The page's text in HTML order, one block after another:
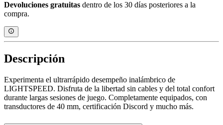
Devoluciones gratuitas dentro de los 30 días posteriores a la
compra.
Descripción
Experimenta el ultrarrápido desempeño inalámbrico de
LIGHTSPEED. Disfruta de la libertad sin cables y del total confort
durante largas sesiones de juego. Completamente equipados, con
transductores de 40 mm, certificación Discord y mucho más.